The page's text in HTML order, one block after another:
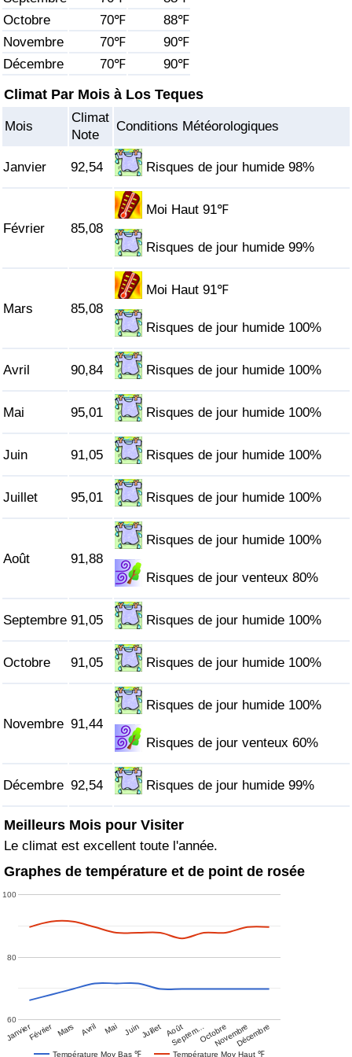
Octobre
70℉
88℉
Novembre
70℉
90℉
Décembre
70℉ 90℉
Climat Par Mois à Los Teques
Mois
Climat
Note
Conditions Météorologiques
Janvier 92,54 Risques de jour humide 98%
Février 85,08
Moi Haut 91℉
Risques de jour humide 99%
Mars 85,08
Moi Haut 91℉
Risques de jour humide 100%
Avril 90,84 Risques de jour humide 100%
Mai 95,01 Risques de jour humide 100%
Juin 91,05 Risques de jour humide 100%
Juillet 95,01 Risques de jour humide 100%
Août 91,88
Risques de jour humide 100%
Risques de jour venteux 80%
Septembre 91,05 Risques de jour humide 100%
Octobre 91,05 Risques de jour humide 100%
Novembre 91,44
Risques de jour humide 100%
Risques de jour venteux 60%
Décembre 92,54 Risques de jour humide 99%
Meilleurs Mois pour Visiter
Le climat est excellent toute l'année.
Graphes de température et de point de rosée
Température Moy Bas ℉ Température Moy Haut ℉
JanvierFévrier Mars Avril Mai Juin Juillet Août
Septem…OctobreNovembreDécembre
60
80
100
Soins de santé
Indice des soins de santé (Actuel)
Indice des soins de santé par Pays
Indice de Pollution (Actuel)
Indice de pollution
Indice de Pollution par Pays
Indice de Trafic par Pays